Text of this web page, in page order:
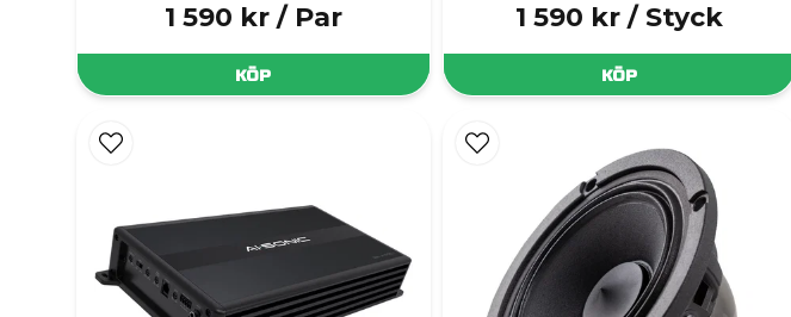
1 590 kr / Par
KÖP
1 590 kr / Styck
KÖP